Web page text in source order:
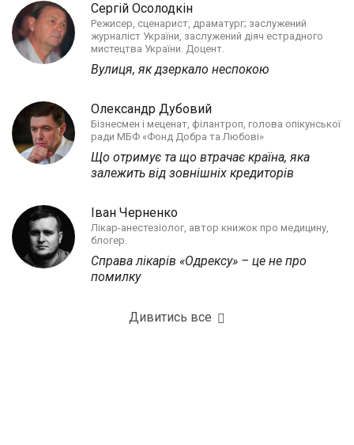
Сергій Осолодкін
Режисер, сценарист, драматург; заслужений
журналіст України, заслужений діяч естрадного
мистецтва України. Доцент.
Вулиця, як дзеркало неспокою
Олександр Дубовий
Бізнесмен і меценат, філантроп, голова опікунської
ради МБФ «Фонд Добра та Любові»
Що отримує та що втрачає країна, яка
залежить від зовнішніх кредиторів
Іван Черненко
Лікар-анестезіолог, автор книжок про медицину,
блогер.
Справа лікарів «Одрексу» – це не про
помилку
Дивитись все